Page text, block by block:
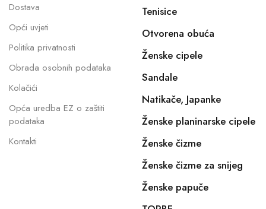
Dostava
Opći uvjeti
Politika privatnosti
Obrada osobnih podataka
Kolačići
Opća uredba EZ o zaštiti
podataka
Kontakti
Tenisice
Otvorena obuća
Ženske cipele
Sandale
Natikače, Japanke
Ženske planinarske cipele
Ženske čizme
Ženske čizme za snijeg
Ženske papuče